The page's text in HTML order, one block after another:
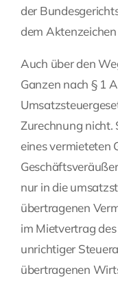
der
dem
Auch über den
Ganzen nach § 1
Zurechnung
eines vermieteten
nur in die
übertragenen
im Mietvertrag
unrichtiger
übertragenen